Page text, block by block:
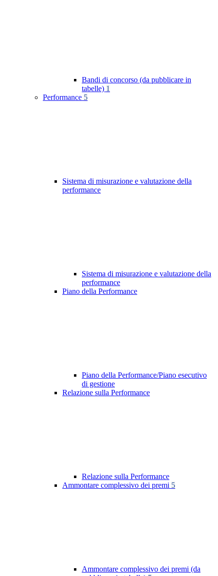
Bandi di concorso (da pubblicare in
tabelle) 1
Performance 5
Sistema di misurazione e valutazione della
performance
Sistema di misurazione e valutazione della
performance
Piano della Performance
Piano della Performance/Piano esecutivo
di gestione
Relazione sulla Performance
Relazione sulla Performance
Ammontare complessivo dei premi 5
Ammontare complessivo dei premi (da